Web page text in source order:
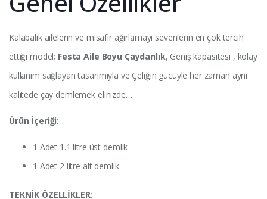
Kalabalık ailelerin ve misafir ağırlamayı sevenlerin en çok tercih
ettiği model; Festa Aile Boyu Çaydanlık, Geniş kapasitesi , kolay
kullanım sağlayan tasarımıyla ve Çeliğin gücüyle her zaman aynı
kalitede çay demlemek elinizde…
Ürün İçeriği:
1 Adet 1.1 litre üst demlik
1 Adet 2 litre alt demlik
TEKNİK ÖZELLİKLER: